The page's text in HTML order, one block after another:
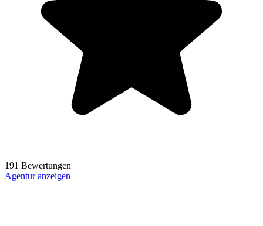
191 Bewertungen
Agentur anzeigen